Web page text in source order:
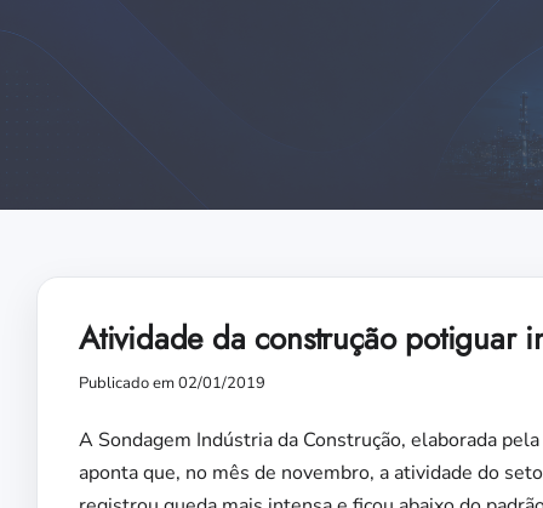
Atividade da construção potiguar
Publicado em 02/01/2019
A Sondagem Indústria da Construção, elaborada pela
aponta que, no mês de novembro, a atividade do